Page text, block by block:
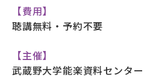
【費用】
聴講無料・予約不要
【主催】
武蔵野大学能楽資料センター